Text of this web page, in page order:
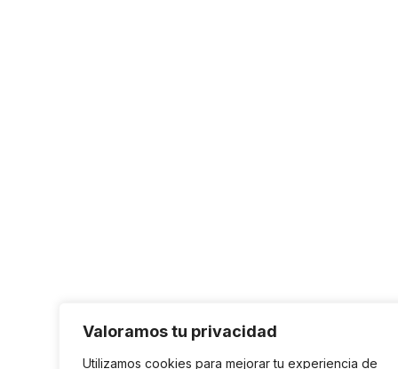
Valoramos tu privacidad
Utilizamos cookies para mejorar tu experiencia de